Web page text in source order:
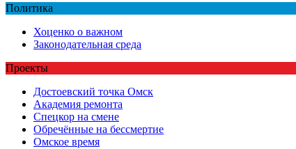
Политика
Хоценко о важном
Законодательная среда
Проекты
Достоевский точка Омск
Академия ремонта
Спецкор на смене
Обречённые на бессмертие
Омское время